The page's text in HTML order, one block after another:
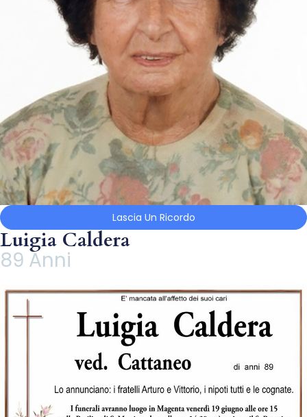
Lascia Un Ricordo
Luigia Caldera
89 Anni